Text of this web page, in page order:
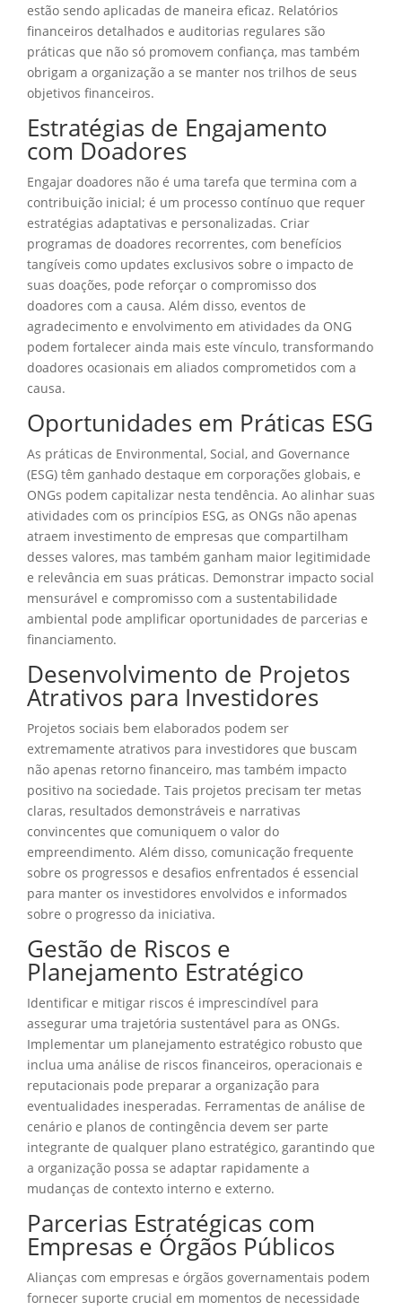
estão sendo aplicadas de maneira eficaz. Relatórios
financeiros detalhados e auditorias regulares são
práticas que não só promovem confiança, mas também
obrigam a organização a se manter nos trilhos de seus
objetivos financeiros.
Estratégias de Engajamento
com Doadores
Engajar doadores não é uma tarefa que termina com a
contribuição inicial; é um processo contínuo que requer
estratégias adaptativas e personalizadas. Criar
programas de doadores recorrentes, com benefícios
tangíveis como updates exclusivos sobre o impacto de
suas doações, pode reforçar o compromisso dos
doadores com a causa. Além disso, eventos de
agradecimento e envolvimento em atividades da ONG
podem fortalecer ainda mais este vínculo, transformando
doadores ocasionais em aliados comprometidos com a
causa.
Oportunidades em Práticas ESG
As práticas de Environmental, Social, and Governance
(ESG) têm ganhado destaque em corporações globais, e
ONGs podem capitalizar nesta tendência. Ao alinhar suas
atividades com os princípios ESG, as ONGs não apenas
atraem investimento de empresas que compartilham
desses valores, mas também ganham maior legitimidade
e relevância em suas práticas. Demonstrar impacto social
mensurável e compromisso com a sustentabilidade
ambiental pode amplificar oportunidades de parcerias e
financiamento.
Desenvolvimento de Projetos
Atrativos para Investidores
Projetos sociais bem elaborados podem ser
extremamente atrativos para investidores que buscam
não apenas retorno financeiro, mas também impacto
positivo na sociedade. Tais projetos precisam ter metas
claras, resultados demonstráveis e narrativas
convincentes que comuniquem o valor do
empreendimento. Além disso, comunicação frequente
sobre os progressos e desafios enfrentados é essencial
para manter os investidores envolvidos e informados
sobre o progresso da iniciativa.
Gestão de Riscos e
Planejamento Estratégico
Identificar e mitigar riscos é imprescindível para
assegurar uma trajetória sustentável para as ONGs.
Implementar um planejamento estratégico robusto que
inclua uma análise de riscos financeiros, operacionais e
reputacionais pode preparar a organização para
eventualidades inesperadas. Ferramentas de análise de
cenário e planos de contingência devem ser parte
integrante de qualquer plano estratégico, garantindo que
a organização possa se adaptar rapidamente a
mudanças de contexto interno e externo.
Parcerias Estratégicas com
Empresas e Órgãos Públicos
Alianças com empresas e órgãos governamentais podem
fornecer suporte crucial em momentos de necessidade